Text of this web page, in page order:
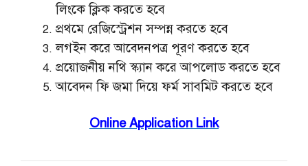
লিংকে ক্লিক করতে হবে
প্রথমে রেজিস্ট্রেশন সম্পন্ন করতে হবে
লগইন করে আবেদনপত্র পূরণ করতে হবে
প্রয়োজনীয় নথি স্ক্যান করে আপলোড করতে হবে
আবেদন ফি জমা দিয়ে ফর্ম সাবমিট করতে হবে
Online Application Link